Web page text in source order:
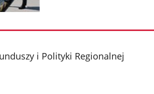
i Polityki Regionalnej